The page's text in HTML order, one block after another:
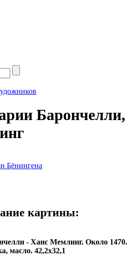
Барончелли,
Бёнингена
картины:
- Ханс Мемлинг. Около 1470.
масло. 42,2х32,1